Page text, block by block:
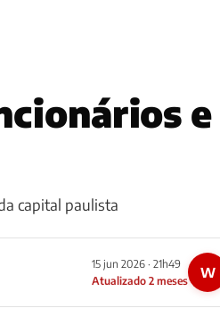
e
capital paulista
15 jun 2026 · 21h49
Atualizado 2 meses
W